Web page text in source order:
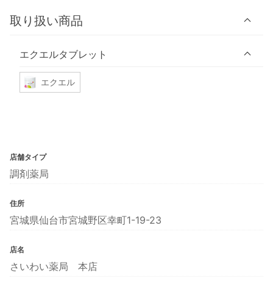
取り扱い商品
エクエルタブレット
エクエル
店舗タイプ
調剤薬局
住所
宮城県仙台市宮城野区幸町1-19-23
店名
さいわい薬局 本店